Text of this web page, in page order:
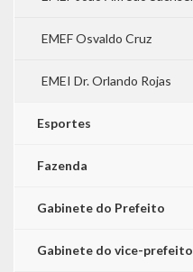
EMEF Osvaldo Cruz
EMEI Dr. Orlando Rojas
Esportes
Fazenda
Gabinete do Prefeito
Gabinete do vice-prefeito